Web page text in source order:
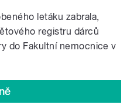
letáku zabrala,
registru dárců
do Fakultní nemocnice v